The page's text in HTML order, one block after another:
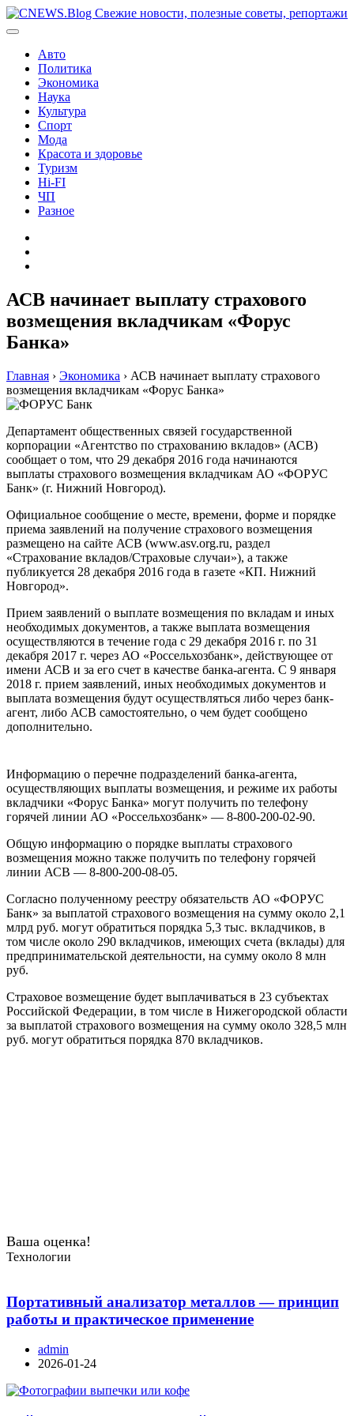
Перейти
к
Авто
Политика
Экономика
Наука
Культура
Спорт
Мода
Красота и здоровье
Туризм
Hi-FI
ЧП
Разное
АСВ начинает выплату страхового
возмещения вкладчикам «Форус
Банка»
Главная › Экономика › АСВ начинает выплату страхового
возмещения вкладчикам «Форус Банка»
Департамент общественных связей государственной
корпорации «Агентство по страхованию вкладов» (АСВ)
сообщает о том, что 29 декабря 2016 года начинаются
выплаты страхового возмещения вкладчикам АО «ФОРУС
Банк» (г. Нижний Новгород).
Официальное сообщение о месте, времени, форме и порядке
приема заявлений на получение страхового возмещения
размещено на сайте АСВ (www.asv.org.ru, раздел
«Страхование вкладов/Страховые случаи»), а также
публикуется 28 декабря 2016 года в газете «КП. Нижний
Новгород».
Прием заявлений о выплате возмещения по вкладам и иных
необходимых документов, а также выплата возмещения
осуществляются в течение года с 29 декабря 2016 г. по 31
декабря 2017 г. через АО «Россельхозбанк», действующее от
имени АСВ и за его счет в качестве банка-агента. C 9 января
2018 г. прием заявлений, иных необходимых документов и
выплата возмещения будут осуществляться либо через банк-
агент, либо АСВ самостоятельно, о чем будет сообщено
дополнительно.
Информацию о перечне подразделений банка-агента,
осуществляющих выплаты возмещения, и режиме их работы
вкладчики «Форус Банка» могут получить по телефону
горячей линии АО «Россельхозбанк» — 8-800-200-02-90.
Общую информацию о порядке выплаты страхового
возмещения можно также получить по телефону горячей
линии АСВ — 8-800-200-08-05.
Согласно полученному реестру обязательств АО «ФОРУС
Банк» за выплатой страхового возмещения на сумму около 2,1
млрд руб. могут обратиться порядка 5,3 тыс. вкладчиков, в
том числе около 290 вкладчиков, имеющих счета (вклады) для
предпринимательской деятельности, на сумму около 8 млн
руб.
Страховое возмещение будет выплачиваться в 23 субъектах
Российской Федерации, в том числе в Нижегородской области
за выплатой страхового возмещения на сумму около 328,5 млн
руб. могут обратиться порядка 870 вкладчиков.
Ваша оценка!
Технологии
Портативный анализатор металлов — принцип
работы и практическое применение
admin
2026-01-24